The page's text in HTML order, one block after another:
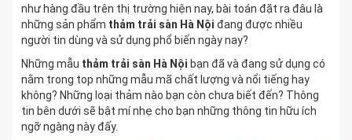
như hàng đầu trên thị trường hiện nay, bài toán đặt ra đâu là
những sản phẩm thảm trải sàn Hà Nội đang được nhiều
người tin dùng và sử dụng phổ biến ngày nay?
Những mẫu thảm trải sàn Hà Nội bạn đã và đang sử dụng có
nằm trong top những mẫu mã chất lượng và nổi tiếng hay
không? Những loại thảm nào bạn còn chưa biết đến? Thông
tin bên dưới sẽ bật mí nhẹ cho bạn những thông tin hữu ích
ngỡ ngàng này đấy.